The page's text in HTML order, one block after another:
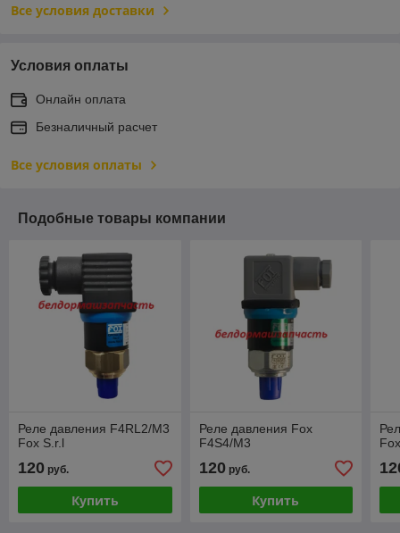
Все условия доставки
Условия оплаты
Онлайн оплата
Безналичный расчет
Все условия оплаты
Подобные товары компании
Реле давления F4RL2/M3
Fox S.r.l
120 руб.
Купить
Реле давления Fox
F4S4/M3
120руб.
Купить